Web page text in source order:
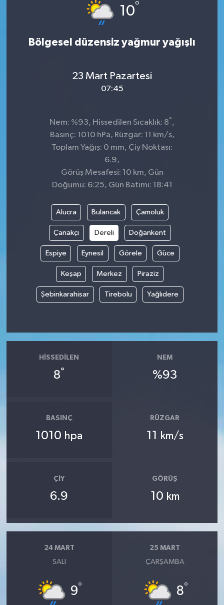
10°
Bölgesel düzensiz yağmur yağışlı
23 Mart Pazartesi
07:45
Nem: %93, Hissedilen Sıcaklık: 8°,
Basınç: 1010 hPa, Rüzgar: 11 km/s,
Toplam Yağış: 0 mm, Çiy Noktası:
6.9,
Görüş Mesafesi: 10 km, Gün
Doğumu: 6:25, Gün Batımı: 18:41
Alucra Bulancak Çamoluk
Çanakçı Dereli Doğankent
Espiye Eynesil Görele Güce
Keşap Merkez Piraziz
Şebinkarahisar Tirebolu Yağlıdere
HISSEDILEN
8°
NEM
%93
BASINÇ
1010 hpa
RÜZGAR
11 km/s
ÇIY
6.9
GÖRÜŞ
10 km
24 MART
SALI
9°
25 MART
ÇARŞAMBA
8°